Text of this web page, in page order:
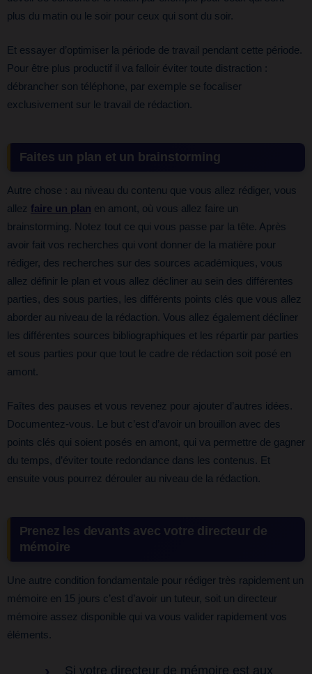
plus du matin ou le soir pour ceux qui sont du soir.
Et essayer d’optimiser la période de travail pendant cette période.
Pour être plus productif il va falloir éviter toute distraction :
débrancher son téléphone, par exemple se focaliser
exclusivement sur le travail de rédaction.
Faites un plan et un brainstorming
Autre chose : au niveau du contenu que vous allez rédiger, vous
allez faire un plan en amont, où vous allez faire un
brainstorming. Notez tout ce qui vous passe par la tête. Après
avoir fait vos recherches qui vont donner de la matière pour
rédiger, des recherches sur des sources académiques, vous
allez définir le plan et vous allez décliner au sein des différentes
parties, des sous parties, les différents points clés que vous allez
aborder au niveau de la rédaction. Vous allez également décliner
les différentes sources bibliographiques et les répartir par parties
et sous parties pour que tout le cadre de rédaction soit posé en
amont.
Faîtes des pauses et vous revenez pour ajouter d’autres idées.
Documentez-vous. Le but c’est d’avoir un brouillon avec des
points clés qui soient posés en amont, qui va permettre de gagner
du temps, d’éviter toute redondance dans les contenus. Et
ensuite vous pourrez dérouler au niveau de la rédaction.
Prenez les devants avec votre directeur de
mémoire
Une autre condition fondamentale pour rédiger très rapidement un
mémoire en 15 jours c’est d’avoir un tuteur, soit un directeur
mémoire assez disponible qui va vous valider rapidement vos
éléments.
Si votre directeur de mémoire est aux